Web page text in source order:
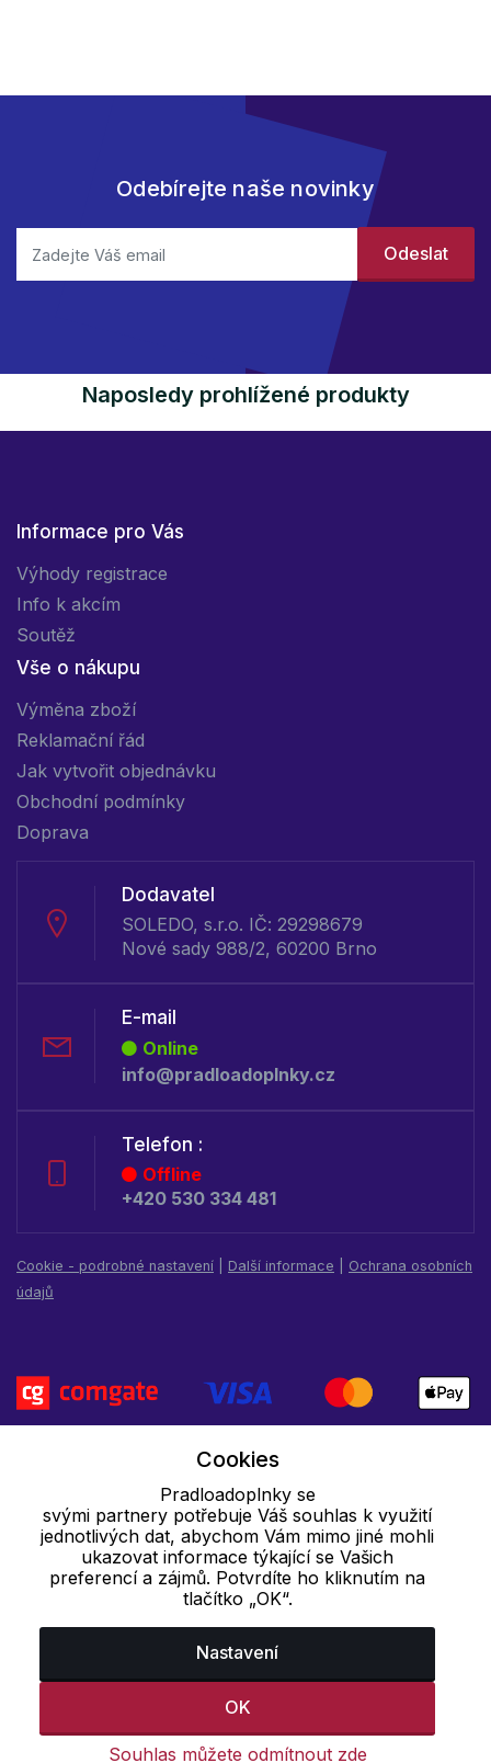
Odebírejte naše novinky
Naposledy prohlížené produkty
Informace pro Vás
Výhody registrace
Info k akcím
Soutěž
Vše o nákupu
Výměna zboží
Reklamační řád
Jak vytvořit objednávku
Obchodní podmínky
Doprava
Dodavatel
SOLEDO, s.r.o. IČ: 29298679
Nové sady 988/2, 60200 Brno
E-mail
Online
info@pradloadoplnky.cz
Telefon :
Offline
+420 530 334 481
Cookie - podrobné nastavení Další informace
Ochrana osobních
údajů
Cookies
Pradloadoplnky se
svými partnery potřebuje Váš souhlas k využití
jednotlivých dat, abychom Vám mimo jiné mohli
ukazovat informace týkající se Vašich
preferencí a zájmů. Potvrdíte ho kliknutím na
tlačítko „OK“.
Nastavení
OK
Souhlas můžete odmítnout zde